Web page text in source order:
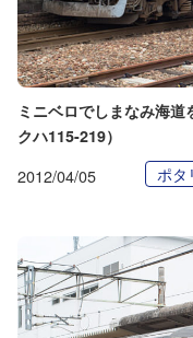
ミニベロでしまなみ海
クハ115-219）
2012/04/05 ポタ